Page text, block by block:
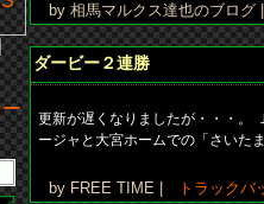
by 相馬マルクス達也のブロ
ダービー２連勝
更新が遅くなりましたが・・・。
ージャと大宮ホームでの「さいた
by FREE TIME | トラックバ